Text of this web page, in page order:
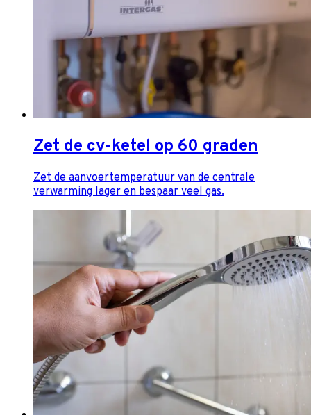
Zet de cv-ketel op 60 graden
Zet de aanvoertemperatuur van de centrale
verwarming lager en bespaar veel gas.